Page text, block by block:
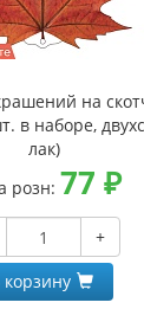
на
в наборе,
лак)
розн: 77 ₽
+
корзину